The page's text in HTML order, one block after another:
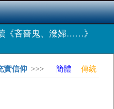
《吝嗇鬼、潑婦……》
實信仰 >>> 簡體 傳統